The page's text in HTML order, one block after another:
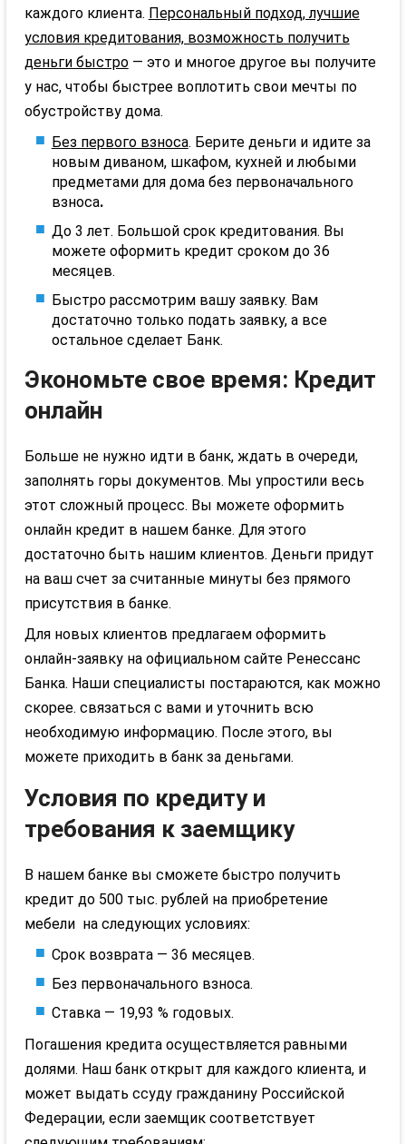
каждого клиента. Персональный подход, лучшие
условия кредитования, возможность получить
деньги быстро— это и многое другое вы получите
у нас, чтобы быстрее воплотить свои мечты по
обустройству дома.
Без первого взноса. Берите деньги и идите за
новым диваном, шкафом, кухней и любыми
предметами для дома без первоначального
взноса.
До 3 лет. Большой срок кредитования. Вы
можете оформить кредит сроком до 36
месяцев.
Быстро рассмотрим вашу заявку. Вам
достаточно только подать заявку, а все
остальное сделает Банк.
Экономьте свое время: Кредит
онлайн
Больше не нужно идти в банк, ждать в очереди,
заполнять горы документов. Мы упростили весь
этот сложный процесс. Вы можете оформить
онлайн кредит в нашем банке. Для этого
достаточно быть нашим клиентов. Деньги придут
на ваш счет за считанные минуты без прямого
присутствия в банке.
Для новых клиентов предлагаем оформить
онлайн-заявку на официальном сайте Ренессанс
Банка. Наши специалисты постараются, как можно
скорее. связаться с вами и уточнить всю
необходимую информацию. После этого, вы
можете приходить в банк за деньгами.
Условия по кредиту и
требования к заемщику
В нашем банке вы сможете быстро получить
кредит до 500 тыс. рублей на приобретение
мебели на следующих условиях:
Срок возврата — 36 месяцев.
Без первоначального взноса.
Ставка — 19,93 % годовых.
Погашения кредита осуществляется равными
долями. Наш банк открыт для каждого клиента, и
может выдать ссуду гражданину Российской
Федерации, если заемщик соответствует